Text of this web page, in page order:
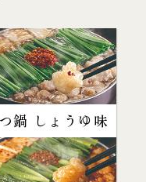
鍋 しょうゆ味